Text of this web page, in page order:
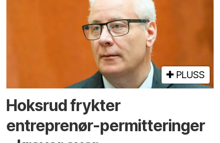
PLUSS
Hoksrud frykter
entreprenør-permitteringer